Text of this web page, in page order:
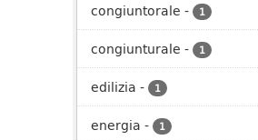
congiuntorale - 1
congiunturale - 1
edilizia - 1
energia - 1